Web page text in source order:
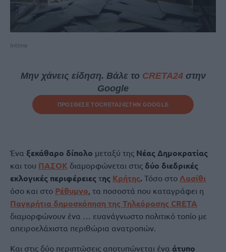
Intime
Μην χάνεις είδηση. Βάλε το CRETA24στην
Google
ΠΡΟΣΘΕΣΕ ΤΟCRETA24ΣΤΗΝ GOOGLE
Ένα ξεκάθαρο δίπολο μεταξύ της Νέας Δημοκρατίας
και του ΠΑΣΟΚ διαμορφώνεται στις δύο διεδρικές
εκλογικές περιφέρειες της Κρήτης. Τόσο στο Λασίθι
όσο και στο Ρέθυμνο, τα ποσοστά που καταγράφει η
Παγκρήτια δημοσκόπηση της Τηλεόρασης CRETA
διαμορφώνουν ένα … ευανάγνωστο πολιτικό τοπίο με
απειροελάχιστα περιθώρια ανατροπών.
Και στις δύο περιπτώσεις αποτυπώνεται ένα άτυπο